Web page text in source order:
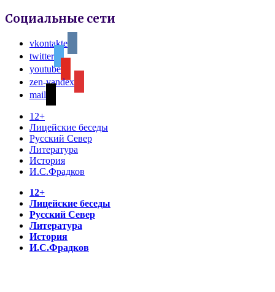
Социальные сети
vkontakte
twitter
youtube
zen-yandex
mail
12+
Лицейские беседы
Русский Север
Литература
История
И.С.Фрадков
12+
Лицейские беседы
Русский Север
Литература
История
И.С.Фрадков